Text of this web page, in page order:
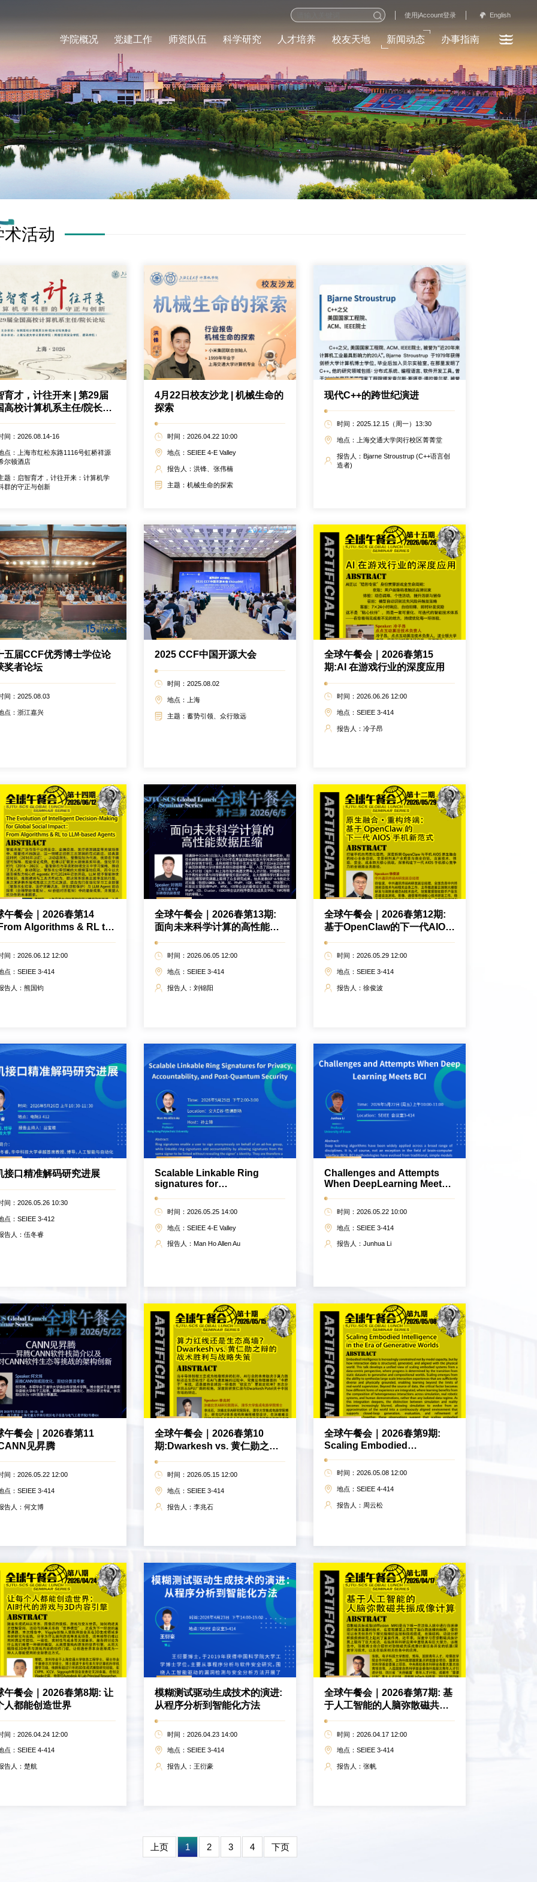
使用jAccount登录 English
学院概况 党建工作 师资队伍 科学研究 人才培养 校友天地 新闻动态 办事指南
术活动
育才，计往开来 | 第29届
高校计算机系主任/院长论
间：2026.08.14-16
点：上海市红松东路1116号虹桥祥源
尔顿酒店
题：启智育才，计往开来：计算机学
群的守正与创新
4月22日校友沙龙 | 机械生命的
探索
时间：2026.04.22 10:00
地点：SEIEE 4-E Valley
报告人：洪锋、张伟楠
主题：机械生命的探索
现代C++的跨世纪演进
时间：2025.12.15（周一）13:30
地点：上海交通大学闵行校区菁菁堂
报告人：Bjarne Stroustrup (C++语言创
造者)
五届CCF优秀博士学位论
奖者论坛
间：2025.08.03
点：浙江嘉兴
2025 CCF中国开源大会
时间：2025.08.02
地点：上海
主题：蓄势引领、众行致远
全球午餐会｜2026春第15
期:AI 在游戏行业的深度应用
时间：2026.06.26 12:00
地点：SEIEE 3-414
报告人：冷子昂
午餐会｜2026春第14
Algorithms & RL to
间：2026.06.12 12:00
点：SEIEE 3-414
告人：熊国钧
全球午餐会｜2026春第13期:
面向未来科学计算的高性能数
据压缩
时间：2026.06.05 12:00
地点：SEIEE 3-414
报告人：刘锦阳
全球午餐会｜2026春第12期:
基于OpenClaw的下一代AIOS
手机新范式
时间：2026.05.29 12:00
地点：SEIEE 3-414
报告人：徐俊波
接口精准解码研究进展
间：2026.05.26 10:30
点：SEIEE 3-412
告人：伍冬睿
Scalable Linkable Ring
signatures for
Privacy,Accountability,and
时间：2026.05.25 14:00
地点：SEIEE 4-E Valley
报告人：Man Ho Allen Au
Challenges and Attempts
When DeepLearning Meets
BCl
时间：2026.05.22 10:00
地点：SEIEE 3-414
报告人：Junhua Li
午餐会｜2026春第11
见昇腾
间：2026.05.22 12:00
点：SEIEE 3-414
告人：何文博
全球午餐会｜2026春第10
期:Dwarkesh vs. 黄仁勋之辩
的战术胜利与战略失策
时间：2026.05.15 12:00
地点：SEIEE 3-414
报告人：李兆石
全球午餐会｜2026春第9期:
Scaling Embodied
Intelligence in the Era of
Generative Worlds
时间：2026.05.08 12:00
地点：SEIEE 4-414
报告人：周云松
午餐会｜2026春第8期: 让
人都能创造世界
间：2026.04.24 12:00
点：SEIEE 4-414
告人：楚航
模糊测试驱动生成技术的演进:
从程序分析到智能化方法
时间：2026.04.23 14:00
地点：SEIEE 3-414
报告人：王衍豪
全球午餐会｜2026春第7期: 基
于人工智能的人脑弥散磁共振
成像计算
时间：2026.04.17 12:00
地点：SEIEE 3-414
报告人：张帆
上页 1 2 3 4 下页